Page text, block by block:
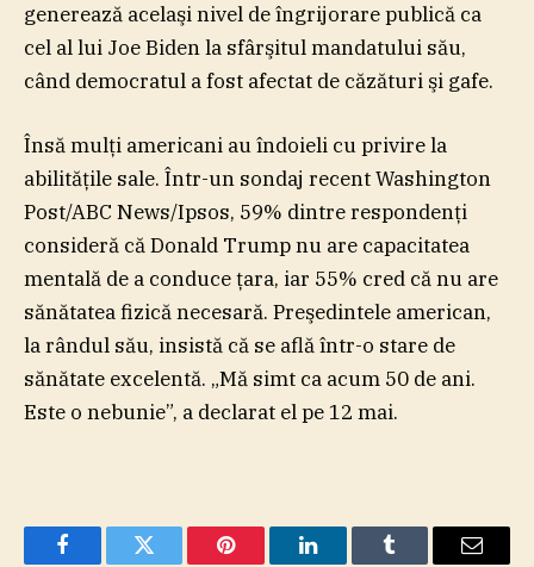
generează acelaşi nivel de îngrijorare publică ca
cel al lui Joe Biden la sfârşitul mandatului său,
când democratul a fost afectat de căzături şi gafe.
Însă mulţi americani au îndoieli cu privire la
abilităţile sale. Într-un sondaj recent Washington
Post/ABC News/Ipsos, 59% dintre respondenţi
consideră că Donald Trump nu are capacitatea
mentală de a conduce ţara, iar 55% cred că nu are
sănătatea fizică necesară. Preşedintele american,
la rândul său, insistă că se află într-o stare de
sănătate excelentă. „Mă simt ca acum 50 de ani.
Este o nebunie”, a declarat el pe 12 mai.
FacebookTwitter Pinterest LinkedInTumblr Email